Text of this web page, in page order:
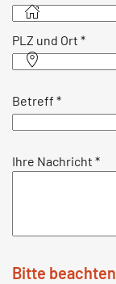
PLZ und Ort *
Betreff *
Ihre Nachricht *
Bitte